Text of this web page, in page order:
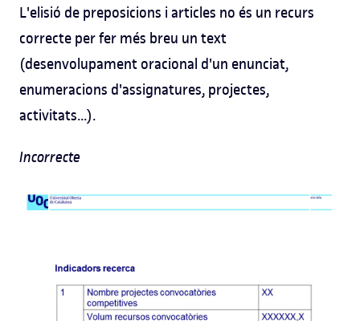
L'elisió de preposicions i articles no és un recurs
correcte per fer més breu un text
(desenvolupament oracional d'un enunciat,
enumeracions d'assignatures, projectes,
activitats...).
Incorrecte